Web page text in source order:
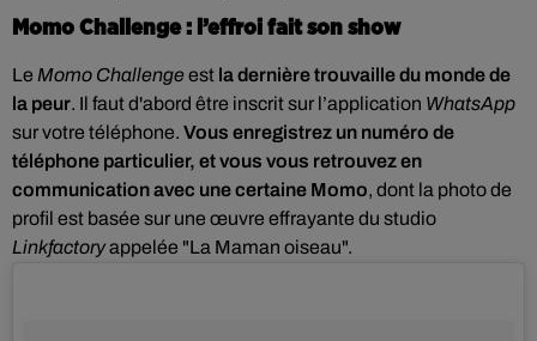
Momo Challenge : l’effroi fait son show
Le Momo Challengeest la dernière trouvaille du monde de
la peur. Il faut d'abord être inscrit sur l’application WhatsApp
sur votre téléphone. Vous enregistrez un numéro de
téléphone particulier, et vous vous retrouvez en
communication avec une certaine Momo, dont la photo de
profil est basée sur une œuvre effrayante du studio
Linkfactoryappelée "La Maman oiseau".